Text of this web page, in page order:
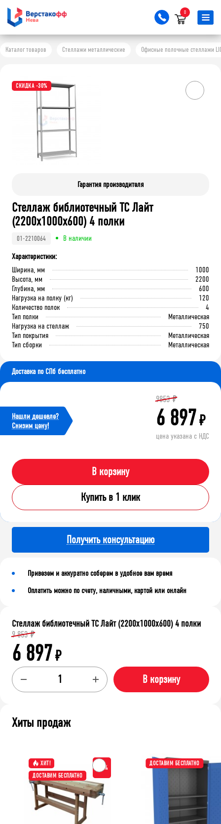
0
Каталог товаров Стеллажи металлические Офисные полочные стеллажи
СКИДКА -30%
Гарантия производителя
Стеллаж библиотечный ТС Лайт
(2200x1000x600) 4 полки
01-2210064
В наличии
Характеристики:
Ширина, мм
1000
Высота, мм
2200
Глубина, мм
600
Нагрузка на полку (кг)
120
Количество полок
4
Тип полки
Металлическая
Нагрузка на стеллаж
750
Тип покрытия
Металлическая
Тип сборки
Металлическая
Доставка по СПб бесплатно
Нашли дешевле?
Cнизим цену!
9853 ₽
6 897₽
цена указана с НДС
В корзину
Купить в 1 клик
Получить консультацию
Привезем и аккуратно соберем в удобное вам время
Оплатить можно по счету, наличными, картой или онлайн
Стеллаж библиотечный ТС Лайт (2200x1000x600) 4 полки
9 853 ₽
6 897₽
В корзину
Хиты продаж
ХИТ!
ДОСТАВИМ БЕСПЛАТНО
-15%
ДОСТАВИМ БЕСПЛАТНО